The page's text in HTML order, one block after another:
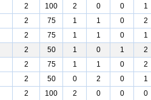
2 100 2 0 0
1
2 75 1 1 0
2
2 75 1 1 0
1
2 50 1 0 1
2
2 75 1 1 0
2
2 50 0 2 0
1
2 100 2 0 0
0